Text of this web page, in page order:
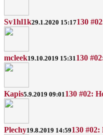
Sv1hl1k29.1.2020 15:17130
mcleek19.10.2019 15:31130
Kapis5.9.2019 09:01130 #02:
Plechy19.8.2019 14:59130